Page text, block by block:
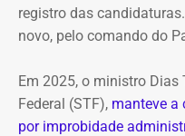
registro das
novo, pelo comando do
Em 2025, o ministro
Federal (STF), manteve a
por improbidade